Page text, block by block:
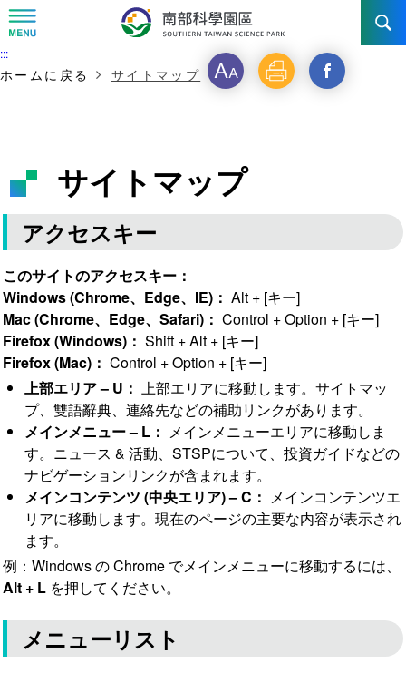
ニュース & 活動
年代記
組織構成
台南園区
高雄園区
橋頭園区
園区生活
生活機能
就労ビザ
統計資料
投資ガイド
STSPを選ぶ理由
インセンティブ
投資申請
費用と担保
全企業
お問い合わせ先
交通
交通アクセス
お問い合わせ先
:::
ホームに戻る サイトマップ フ
ト
サ
イ
ズ
印
サイトマップ
アクセスキー
このサイトのアクセスキー：
Windows (Chrome、Edge、IE)： Alt + [キー]
Mac (Chrome、Edge、Safari)： Control + Option + [キー]
Firefox (Windows)： Shift + Alt + [キー]
Firefox (Mac)： Control + Option + [キー]
上部エリア – U： 上部エリアに移動します。サイトマッ
プ、雙語辭典、連絡先などの補助リンクがあります。
メインメニュー – L： メインメニューエリアに移動しま
す。ニュース & 活動、STSPについて、投資ガイドなどの
ナビゲーションリンクが含まれます。
メインコンテンツ (中央エリア) – C： メインコンテンツエ
リアに移動します。現在のページの主要な内容が表示され
ます。
例：Windows の Chrome でメインメニューに移動するには、
Alt + L を押してください。
メニューリスト